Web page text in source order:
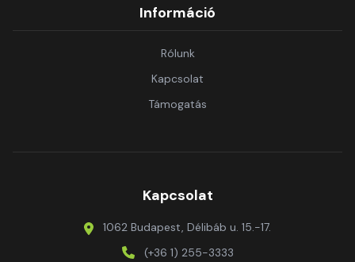
Információ
Rólunk
Kapcsolat
Támogatás
Kapcsolat
1062 Budapest, Délibáb u. 15.-17.
(+36 1) 255-3333